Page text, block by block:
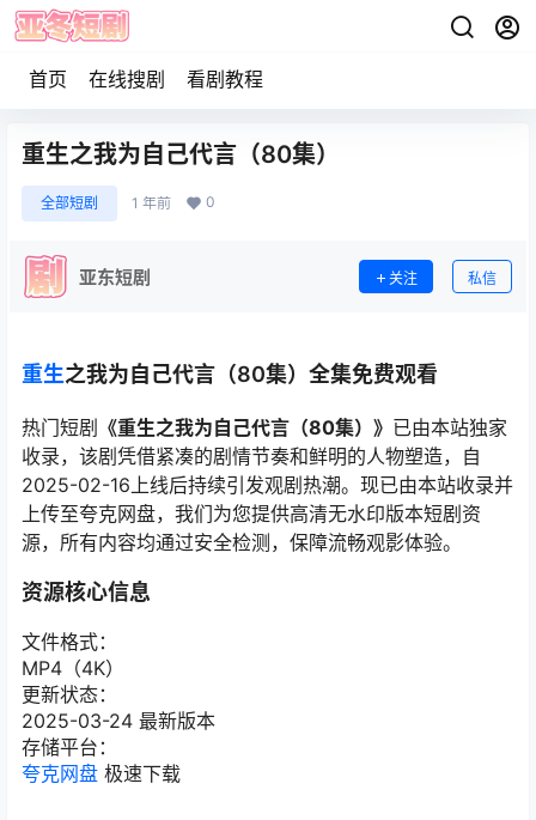
首页 在线搜剧 看剧教程
重生之我为自己代言（80集）
全部短剧 1 年前 0
亚东短剧 关注 私信
重生之我为自己代言（80集）全集免费观看
热门短剧 《重生之我为自己代言（80集）》 已由本站独家
收录，该剧凭借紧凑的剧情节奏和鲜明的人物塑造，自
2025-02-16上线后持续引发观剧热潮。现已由本站收录并
上传至夸克网盘，我们为您提供高清无水印版本短剧资
源，所有内容均通过安全检测，保障流畅观影体验。
资源核心信息
文件格式：
MP4（4K）
更新状态：
2025-03-24 最新版本
存储平台：
夸克网盘 极速下载